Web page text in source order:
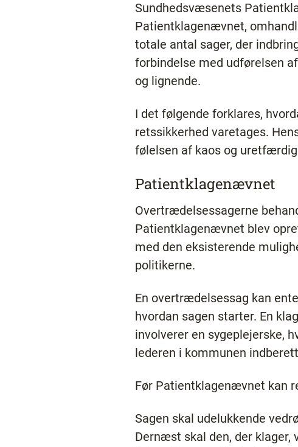
Sundhedsvæsenets
Patientklagenævnet,
totale antal sager, der
forbindelse med udførelsen
og lignende.
I det følgende forklares,
retssikkerhed varetages.
følelsen af kaos og
Patientklagenævnet
Overtrædelsessagerne
Patientklagenævnet blev
med den eksisterende
politikerne.
En overtrædelsessag kan
hvordan sagen starter. En
involverer en sygeplejerske,
lederen i kommunen
Før Patientklagenævnet kan
Sagen skal udelukkende
Dernæst skal den, der